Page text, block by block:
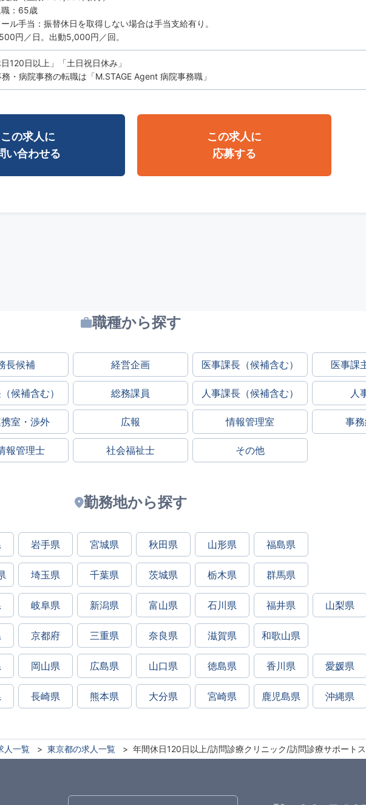
職：65歳
ール手当：振替休日を取得しない場合は手当支給有り。
円／日。出動5,000円／回。
日120日以上」「土日祝日休み」
・病院事務の転職は「M.STAGE Agent 病院事務職」
この求人に
い合わせる
この求人に
応募する
職種から探す
長候補 経営企画 医事課長（候補含む） 医事課
候補含む） 総務課員 人事課長（候補含む） 人
室・渉外 広報 情報管理室 事
報管理士 社会福祉士 その他
勤務地から探す
岩手県 宮城県 秋田県 山形県 福島県
埼玉県 千葉県 茨城県 栃木県 群馬県
岐阜県 新潟県 富山県 石川県 福井県 山梨県
京都府 三重県 奈良県 滋賀県 和歌山県
岡山県 広島県 山口県 徳島県 香川県 愛媛県
長崎県 熊本県 大分県 宮崎県 鹿児島県 沖縄県
人一覧 東京都の求人一覧 年間休日120日以上/訪問診療クリニック/訪問診療サポート